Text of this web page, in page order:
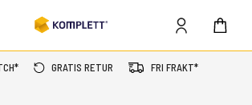
GRATIS RETUR FRI FRAKT*